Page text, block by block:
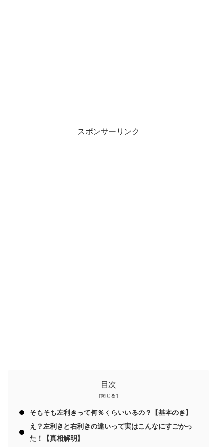
スポンサーリンク
目次
そもそも左利きって何％くらいいるの？【基本のき】
え？左利きと右利きの違いって実はこんなにすごかっ
た！【真相解明】